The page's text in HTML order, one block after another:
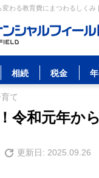
わる教育費にまつわるしくみ
相続 税金
て
令和元年か
更新日: 2025.09.26